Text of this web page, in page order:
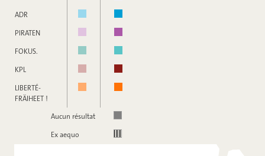
ADR
PIRATEN
FOKUS.
KPL
LIBERTÉ-
FRÄIHEET !
Aucun résultat
Ex aequo